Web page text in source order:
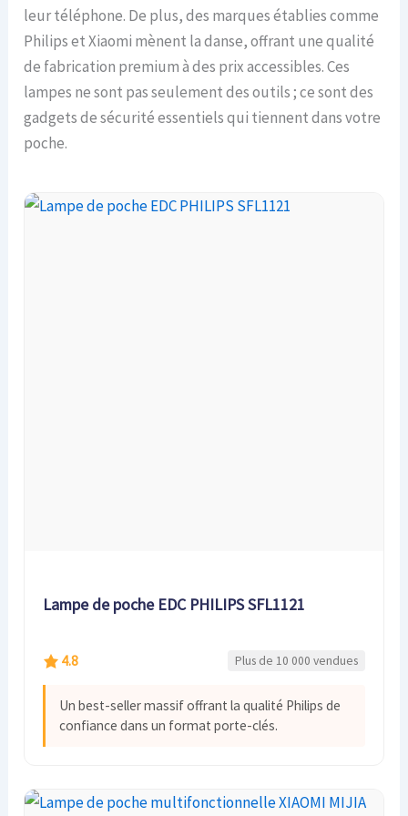
leur téléphone. De plus, des marques établies comme
Philips et Xiaomi mènent la danse, offrant une qualité
de fabrication premium à des prix accessibles. Ces
lampes ne sont pas seulement des outils ; ce sont des
gadgets de sécurité essentiels qui tiennent dans votre
poche.
Lampe de poche EDC PHILIPS SFL1121
4.8 Plus de 10 000 vendues
Un best-seller massif offrant la qualité Philips de
confiance dans un format porte-clés.